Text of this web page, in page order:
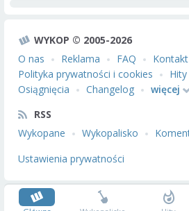
WYKOP © 2005-2026
O nas
Reklama FAQ Kontakt
Polityka prywatności i cookies
Hity
Osiągnięcia
Changelog
więcej
RSS
Wykopane
Wykopalisko
Ustawienia prywatności